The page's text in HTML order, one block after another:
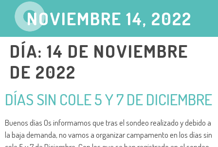
NOVIEMBRE 14, 2022
DÍA: 14 DE NOVIEMBRE
DE 2022
DÍAS SIN COLE 5 Y 7 DE DICIEMBRE
Buenos días Os informamos que tras el sondeo realizado y debido a
la baja demanda, no vamos a organizar campamento en los días sin